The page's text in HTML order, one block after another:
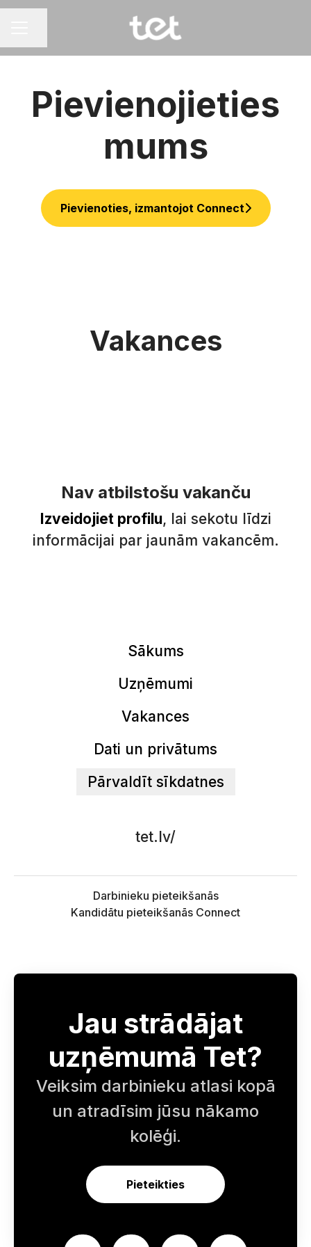
Pievienojieties
mums
Pievienoties, izmantojot Connect
Vakances
Nav atbilstošu vakanču
Izveidojiet profilu, lai sekotu līdzi
informācijai par jaunām vakancēm.
Sākums
Uzņēmumi
Vakances
Dati un privātums
Pārvaldīt sīkdatnes
tet.lv/
Darbinieku pieteikšanās
Kandidātu pieteikšanās Connect
Jau strādājat
uzņēmumā Tet?
Veiksim darbinieku atlasi kopā
un atradīsim jūsu nākamo
kolēģi.
Pieteikties